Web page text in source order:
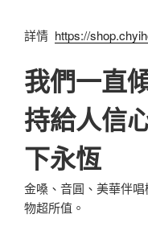
詳情 https://
我們一直
持給人信
下永恆
金嗓、音圓、美華伴
物超所值。